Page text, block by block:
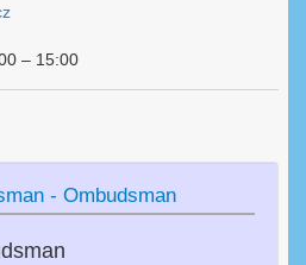
– 15:00
- Ombudsman